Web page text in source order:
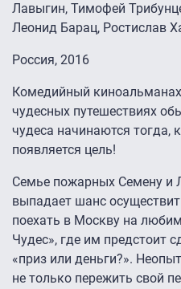
Лавыгин, Тимофей
Леонид Барац, Ростислав
Россия, 2016
Комедийный
чудесных путешествиях
чудеса начинаются тогда,
появляется цель!
Семье пожарных Семену и
выпадает шанс
поехать в Москву на
Чудес», где им предстоит
«приз или деньги?».
не только пережить свой